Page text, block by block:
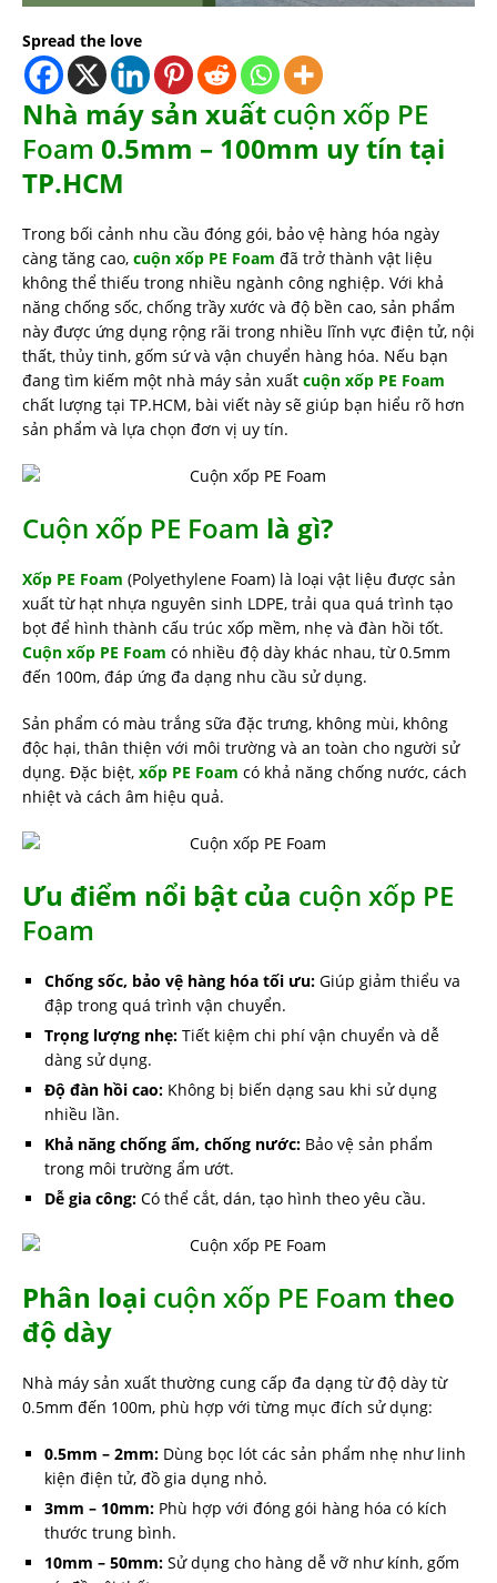
Spread the love
Nhà máy sản xuất cuộn xốp PE
Foam 0.5mm – 100mm uy tín tại
TP.HCM
Trong bối cảnh nhu cầu đóng gói, bảo vệ hàng hóa ngày
càng tăng cao, cuộn xốp PE Foam đã trở thành vật liệu
không thể thiếu trong nhiều ngành công nghiệp. Với khả
năng chống sốc, chống trầy xước và độ bền cao, sản phẩm
này được ứng dụng rộng rãi trong nhiều lĩnh vực điện tử, nội
thất, thủy tinh, gốm sứ và vận chuyển hàng hóa. Nếu bạn
đang tìm kiếm một nhà máy sản xuất cuộn xốp PE Foam
chất lượng tại TP.HCM, bài viết này sẽ giúp bạn hiểu rõ hơn
sản phẩm và lựa chọn đơn vị uy tín.
Cuộn xốp PE Foam là gì?
Xốp PE Foam (Polyethylene Foam) là loại vật liệu được sản
xuất từ hạt nhựa nguyên sinh LDPE, trải qua quá trình tạo
bọt để hình thành cấu trúc xốp mềm, nhẹ và đàn hồi tốt.
Cuộn xốp PE Foam có nhiều độ dày khác nhau, từ 0.5mm
đến 100m, đáp ứng đa dạng nhu cầu sử dụng.
Sản phẩm có màu trắng sữa đặc trưng, không mùi, không
độc hại, thân thiện với môi trường và an toàn cho người sử
dụng. Đặc biệt, xốp PE Foam có khả năng chống nước, cách
nhiệt và cách âm hiệu quả.
Ưu điểm nổi bật của cuộn xốp PE
Foam
Chống sốc, bảo vệ hàng hóa tối ưu: Giúp giảm thiểu va
đập trong quá trình vận chuyển.
Trọng lượng nhẹ: Tiết kiệm chi phí vận chuyển và dễ
dàng sử dụng.
Độ đàn hồi cao: Không bị biến dạng sau khi sử dụng
nhiều lần.
Khả năng chống ẩm, chống nước: Bảo vệ sản phẩm
trong môi trường ẩm ướt.
Dễ gia công: Có thể cắt, dán, tạo hình theo yêu cầu.
Phân loại cuộn xốp PE Foam theo
độ dày
Nhà máy sản xuất thường cung cấp đa dạng từ độ dày từ
0.5mm đến 100m, phù hợp với từng mục đích sử dụng:
0.5mm – 2mm: Dùng bọc lót các sản phẩm nhẹ như linh
kiện điện tử, đồ gia dụng nhỏ.
3mm – 10mm: Phù hợp với đóng gói hàng hóa có kích
thước trung bình.
10mm – 50mm: Sử dụng cho hàng dễ vỡ như kính, gốm